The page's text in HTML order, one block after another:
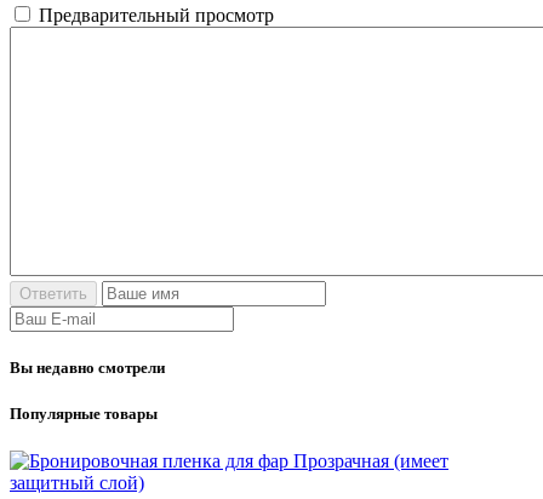
Предварительный просмотр
Вы недавно смотрели
Популярные товары